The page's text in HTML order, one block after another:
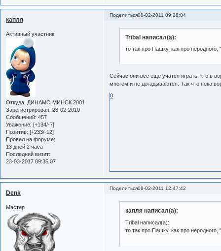
Поделиться08-02-2011 09:28:04
капля
Активный участник
Откуда: ДИНАМО МИНСК 2001
Зарегистрирован: 28-02-2010
Сообщений: 457
Уважение: [+134/-7]
Позитив: [+233/-12]
Провел на форуме:
13 дней 2 часа
Последний визит:
23-03-2017 09:35:07
Tribal написал(а):
то так про Пашку, как про
Сейчас они все ещё учатся играть: кто в
многом и не догадываются. Так что пока
0
Поделиться08-02-2011 12:47:42
Denk
Мастер капля написал(а):
Tribal написал(а):
то так про Пашку, как про неродного,